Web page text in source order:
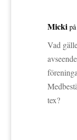
Micki
Vad
tex?